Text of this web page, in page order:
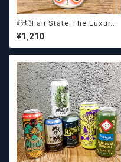
《池》Fair State The Luxury
of Restraint / フェアステイト
ザ ラグジュアリー オブ リストレ
イント【クラフトビールシザーズ】
¥1,210